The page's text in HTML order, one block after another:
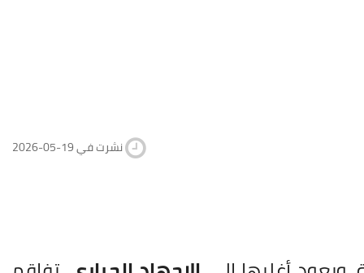
2026-05-19 نشرت في